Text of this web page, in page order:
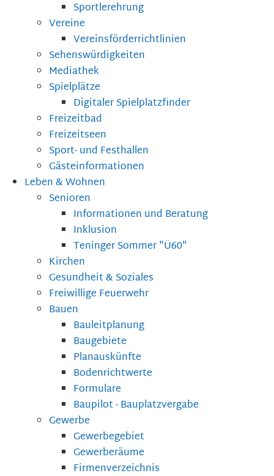
Sportlerehrung
Vereine
Vereinsförderrichtlinien
Sehenswürdigkeiten
Mediathek
Spielplätze
Digitaler Spielplatzfinder
Freizeitbad
Freizeitseen
Sport- und Festhallen
Gästeinformationen
Leben & Wohnen
Senioren
Informationen und Beratung
Inklusion
Teninger Sommer "Ü60"
Kirchen
Gesundheit & Soziales
Freiwillige Feuerwehr
Bauen
Bauleitplanung
Baugebiete
Planauskünfte
Bodenrichtwerte
Formulare
Baupilot - Bauplatzvergabe
Gewerbe
Gewerbegebiet
Gewerberäume
Firmenverzeichnis